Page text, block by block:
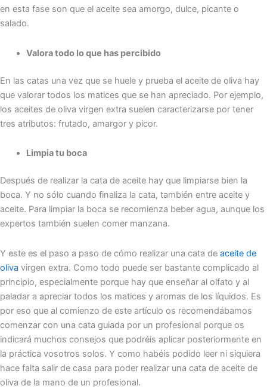
en esta fase son que el aceite sea amorgo, dulce, picante o
salado.
Valora todo lo que has percibido
En las catas una vez que se huele y prueba el aceite de oliva hay
que valorar todos los matices que se han apreciado. Por ejemplo,
los aceites de oliva virgen extra suelen caracterizarse por tener
tres atributos: frutado, amargor y picor.
Limpia tu boca
Después de realizar la cata de aceite hay que limpiarse bien la
boca. Y no sólo cuando finaliza la cata, también entre aceite y
aceite. Para limpiar la boca se recomienza beber agua, aunque los
expertos también suelen comer manzana.
Y este es el paso a paso de cómo realizar una cata de aceite de
oliva virgen extra. Como todo puede ser bastante complicado al
principio, especialmente porque hay que enseñar al olfato y al
paladar a apreciar todos los matices y aromas de los líquidos. Es
por eso que al comienzo de este artículo os recomendábamos
comenzar con una cata guiada por un profesional porque os
indicará muchos consejos que podréis aplicar posteriormente en
la práctica vosotros solos. Y como habéis podido leer ni siquiera
hace falta salir de casa para poder realizar una cata de aceite de
oliva de la mano de un profesional.